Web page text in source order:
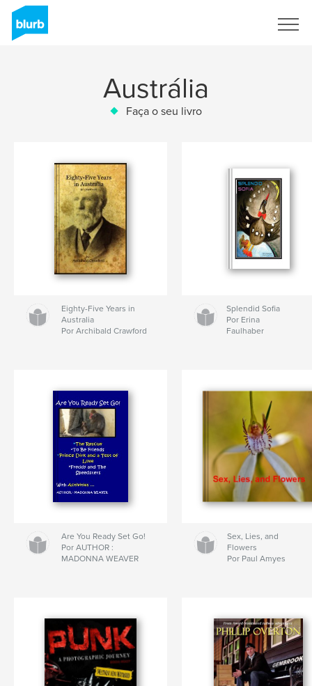
Austrália
Faça o seu livro
Eighty-Five Years in
Australia
Por Archibald Crawford
Splendid Sofia
Por Erina
Faulhaber
Are You Ready Set Go!
Por AUTHOR :
MADONNA WEAVER
Sex, Lies, and
Flowers
Por Paul Amyes